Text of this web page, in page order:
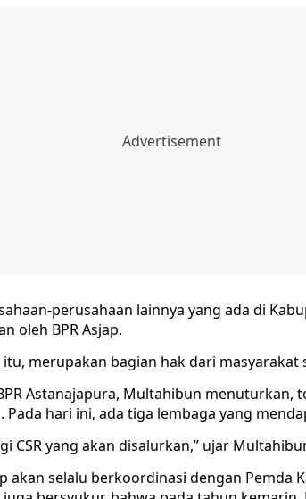
perusahaan lainnya yang ada di
oleh BPR Asjap.
itu, merupakan bagian hak dari masyarakat
Astanajapura, Multahibun menuturkan,
Pada hari ini, ada tiga lembaga yang
CSR yang akan disalurkan,” ujar
akan selalu berkoordinasi dengan Pemda